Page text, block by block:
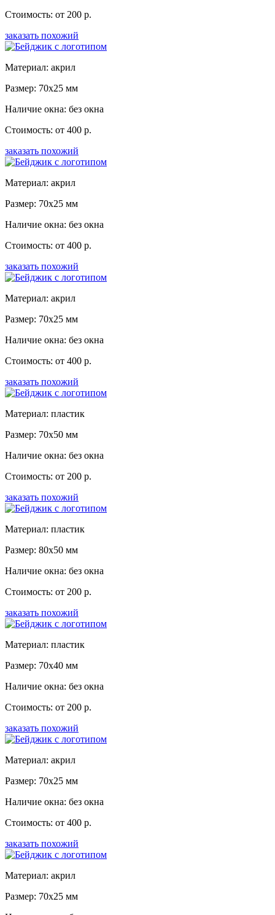
Стоимость: от 200 р.
заказать похожий
Материал: акрил
Размер: 70x25 мм
Наличие окна: без окна
Стоимость: от 400 р.
заказать похожий
Материал: акрил
Размер: 70x25 мм
Наличие окна: без окна
Стоимость: от 400 р.
заказать похожий
Материал: акрил
Размер: 70x25 мм
Наличие окна: без окна
Стоимость: от 400 р.
заказать похожий
Материал: пластик
Размер: 70x50 мм
Наличие окна: без окна
Стоимость: от 200 р.
заказать похожий
Материал: пластик
Размер: 80x50 мм
Наличие окна: без окна
Стоимость: от 200 р.
заказать похожий
Материал: пластик
Размер: 70x40 мм
Наличие окна: без окна
Стоимость: от 200 р.
заказать похожий
Материал: акрил
Размер: 70x25 мм
Наличие окна: без окна
Стоимость: от 400 р.
заказать похожий
Материал: акрил
Размер: 70x25 мм